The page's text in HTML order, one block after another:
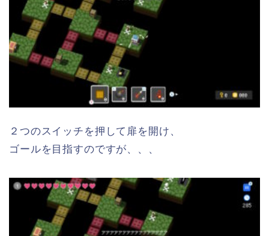
２つのスイッチを押して扉を開け、
ゴールを目指すのですが、、、